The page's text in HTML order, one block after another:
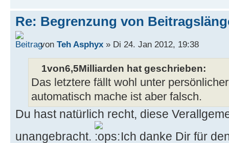
Re: Begrenzung von
von Teh Asphyx » Di 24. Jan 2012, 19:38
1von6,5Milliarden hat geschrieben:
Das letztere fällt wohl unter
automatisch mache ist aber falsch.
Du hast natürlich recht, diese
unangebracht.
Ich danke Dir für